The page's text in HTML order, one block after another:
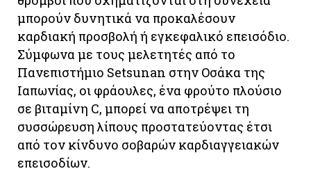
μπορούν δυνητικά να προκαλέσουν
καρδιακή προσβολή ή εγκεφαλικό επεισόδιο.
Σύμφωνα με τους μελετητές από το
Πανεπιστήμιο Setsunan στην Οσάκα της
Ιαπωνίας, οι φράουλες, ένα φρούτο πλούσιο
σε βιταμίνη C, μπορεί να αποτρέψει τη
συσσώρευση λίπους προστατεύοντας έτσι
από τον κίνδυνο σοβαρών καρδιαγγειακών
επεισοδίων.